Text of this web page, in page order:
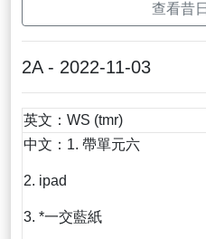
查看昔
2A - 2022-11-03
英文：WS (tmr)
中文：1. 帶單元六
2. ipad
3. *一交藍紙